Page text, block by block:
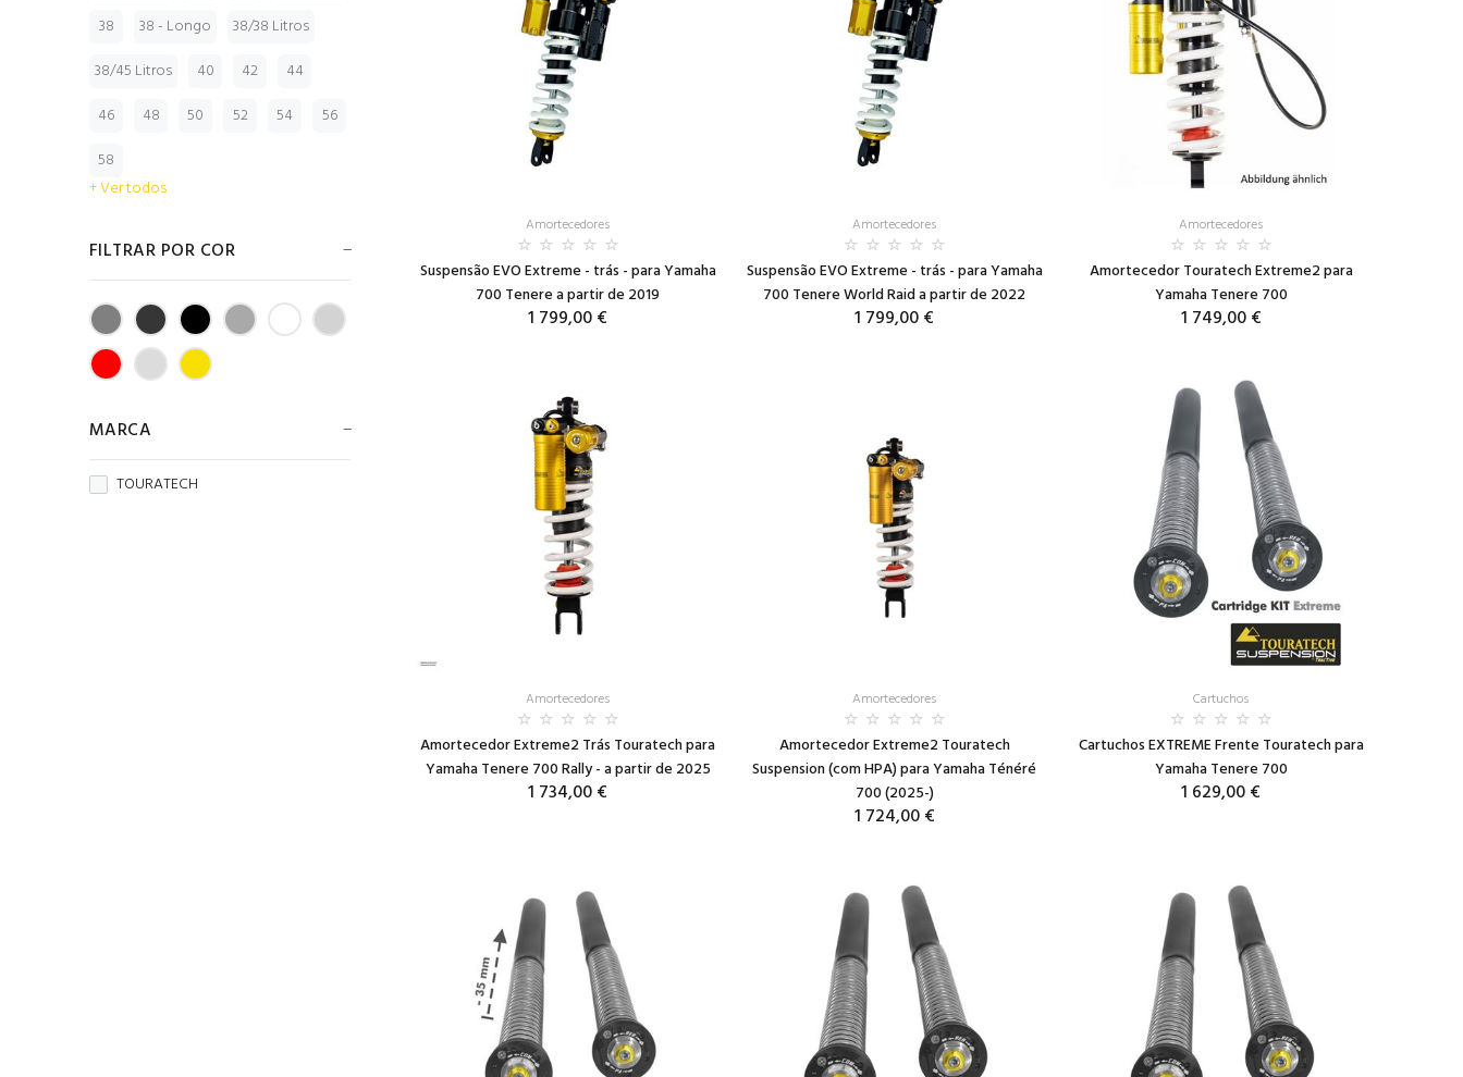
38
38 - Longo
38/38 Litros
38/45 Litros
40 42
44
46
48 50 52 54
56
58
+ Ver todos
FILTRAR POR COR
MARCA
TOURATECH
Amortecedores
Suspensão EVO Extreme - trás - para Yamaha
700 Tenere a partir de 2019
1 799,00 €
Amortecedores
Suspensão EVO Extreme - trás - para Yamaha
700 Tenere World Raid a partir de 2022
1 799,00 €
Amortecedores
Amortecedor Touratech Extreme2 para
Yamaha Tenere 700
1 749,00 €
Amortecedores
Amortecedor Extreme2 Trás Touratech para
Yamaha Tenere 700 Rally - a partir de 2025
1 734,00 €
Amortecedores
Amortecedor Extreme2 Touratech
Suspension (com HPA) para Yamaha Ténéré
700 (2025-)
1 724,00 €
Cartuchos
Cartuchos EXTREME Frente Touratech para
Yamaha Tenere 700
1 629,00 €